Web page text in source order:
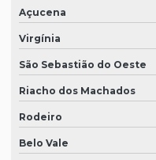
Açucena
Virgínia
São Sebastião do Oeste
Riacho dos Machados
Rodeiro
Belo Vale